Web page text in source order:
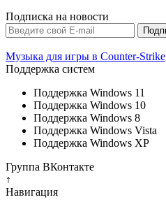
Подписка на новости
Музыка для игры в Counter-Strike
Поддержка систем
Поддержка Windows 11
Поддержка Windows 10
Поддержка Windows 8
Поддержка Windows Vista
Поддержка Windows XP
Группа ВКонтакте
↑
Навигация